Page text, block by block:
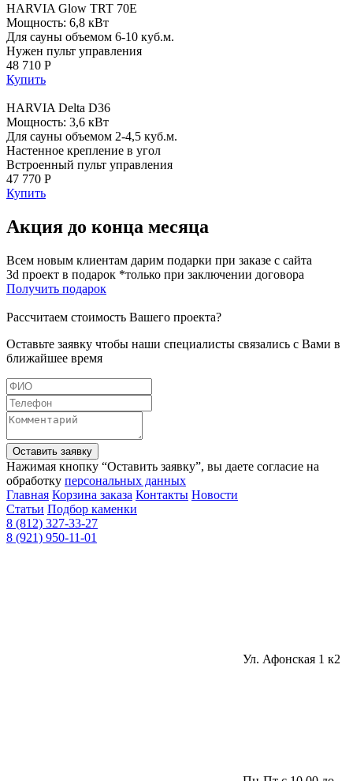
HARVIA Glow TRT 70E
Мощность: 6,8 кВт
Для сауны объемом 6-10 куб.м.
Нужен пульт управления
48 710 Р
Купить
HARVIA Delta D36
Мощность: 3,6 кВт
Для сауны объемом 2-4,5 куб.м.
Настенное крепление в угол
Встроенный пульт управления
47 770 Р
Купить
Акция до конца месяца
Всем новым клиентам дарим подарки при заказе с сайта
3d проект в подарок *только при заключении договора
Получить подарок
Рассчитаем стоимость Вашего проекта?
Оставьте заявку чтобы наши специалисты связались с Вами в
ближайшее время
Оставить заявку
Нажимая кнопку “Оставить заявку”, вы даете согласие на
обработку персональных данных
Главная Корзина заказа Контакты Новости
Статьи Подбор каменки
8 (812) 327-33-27
8 (921) 950-11-01
Ул. Афонская 1 к2